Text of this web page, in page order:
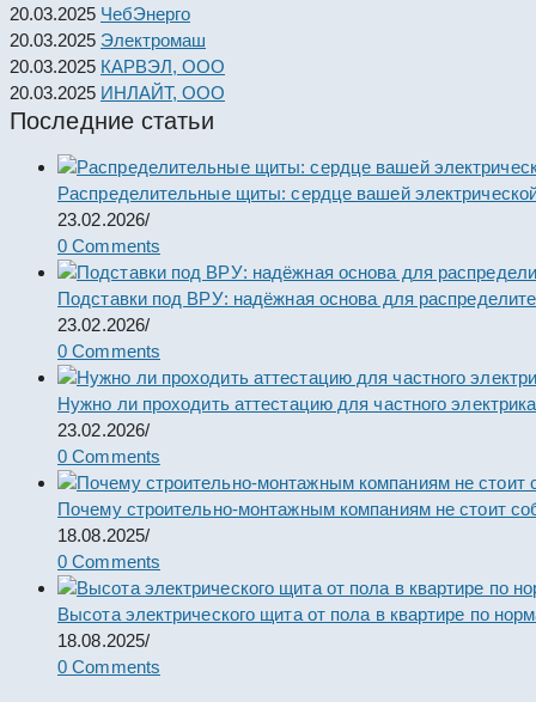
20.03.2025 ЧебЭнерго
20.03.2025 Электромаш
20.03.2025 КАРВЭЛ, ООО
20.03.2025 ИНЛАЙТ, ООО
Последние статьи
Распределительные щиты: сердце вашей
23.02.2026/
0 Comments
Подставки под ВРУ: надёжная основа для
23.02.2026/
0 Comments
Нужно ли проходить аттестацию для частного
23.02.2026/
0 Comments
Почему строительно-монтажным компаниям не стоит
18.08.2025/
0 Comments
Высота электрического щита от пола в квартире по
18.08.2025/
0 Comments